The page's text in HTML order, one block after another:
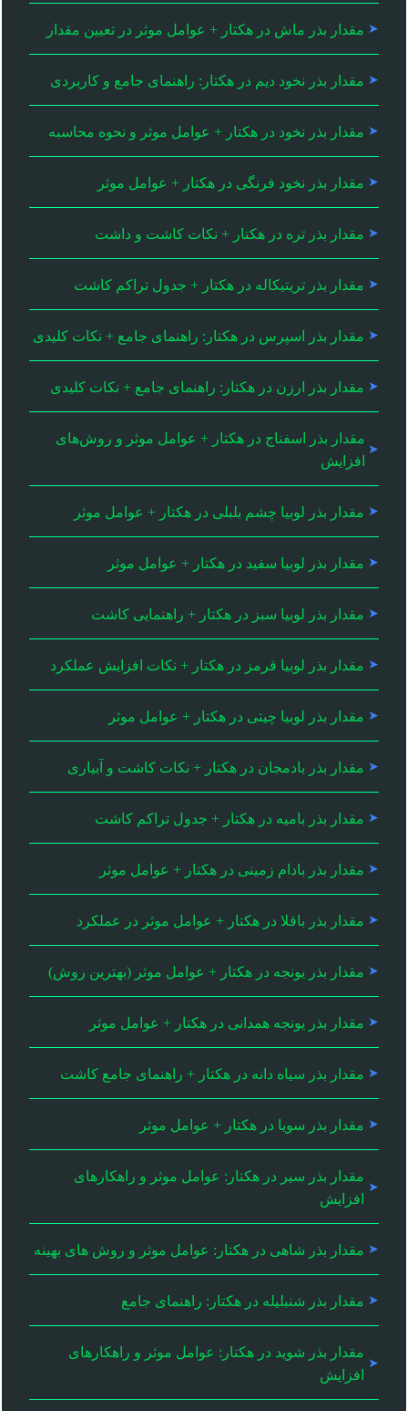
مقدار بذر ماش در هکتار + عوامل موثر در تعیین مقدار
مقدار بذر نخود دیم در هکتار: راهنمای جامع و کاربردی
مقدار بذر نخود در هکتار + عوامل موثر و نحوه محاسبه
مقدار بذر نخود فرنگی در هکتار + عوامل موثر
مقدار بذر تره در هکتار + نکات کاشت و داشت
مقدار بذر تریتیکاله در هکتار + جدول تراکم کاشت
مقدار بذر اسپرس در هکتار: راهنمای جامع + نکات کلیدی
مقدار بذر ارزن در هکتار: راهنمای جامع + نکات کلیدی
مقدار بذر اسفناج در هکتار + عوامل موثر و روش‌های
افزایش
مقدار بذر لوبیا چشم بلبلی در هکتار + عوامل موثر
مقدار بذر لوبیا سفید در هکتار + عوامل موثر
مقدار بذر لوبیا سبز در هکتار + راهنمایی کاشت
مقدار بذر لوبیا قرمز در هکتار + نکات افزایش عملکرد
مقدار بذر لوبیا چیتی در هکتار + عوامل موثر
مقدار بذر بادمجان در هکتار + نکات کاشت و آبیاری
مقدار بذر بامیه در هکتار + جدول تراکم کاشت
مقدار بذر بادام زمینی در هکتار + عوامل موثر
مقدار بذر باقلا در هکتار + عوامل موثر در عملکرد
مقدار بذر یونجه در هکتار + عوامل موثر (بهترین روش)
مقدار بذر یونجه همدانی در هکتار + عوامل موثر
مقدار بذر سیاه دانه در هکتار + راهنمای جامع کاشت
مقدار بذر سویا در هکتار + عوامل موثر
مقدار بذر سیر در هکتار: عوامل موثر و راهکارهای
افزایش
مقدار بذر شاهی در هکتار: عوامل موثر و روش های بهینه
مقدار بذر شنبلیله در هکتار: راهنمای جامع
مقدار بذر شوید در هکتار: عوامل موثر و راهکارهای
افزایش